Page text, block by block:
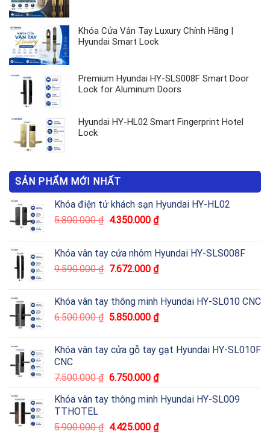
Khóa Cửa Vân Tay Luxury Chính Hãng |
Hyundai Smart Lock
Premium Hyundai HY-SLS008F Smart Door
Lock for Aluminum Doors
Hyundai HY-HL02 Smart Fingerprint Hotel
Lock
SẢN PHẨM MỚI NHẤT
Khóa điện tử khách sạn Hyundai HY-HL02
5.800.000₫ 4.350.000 ₫
Khóa vân tay cửa nhôm Hyundai HY-SLS008F
9.590.000₫ 7.672.000 ₫
Khóa vân tay thông minh Hyundai HY-SL010 CNC
6.500.000₫ 5.850.000 ₫
Khóa vân tay cửa gỗ tay gạt Hyundai HY-SL010F
CNC
7.500.000₫ 6.750.000 ₫
Khóa vân tay thông minh Hyundai HY-SL009
TTHOTEL
5.900.000₫ 4.425.000 ₫